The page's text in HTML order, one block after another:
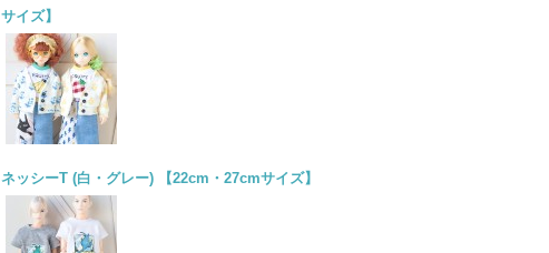
サイズ】
ネッシーT (白・グレー) 【22cm・27cmサイズ】